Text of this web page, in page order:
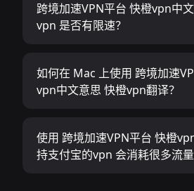
跨境加速VPN平台 快橙vpn中
vpn 是否有限速？
如何在 Mac 上使用 跨境加速
vpn中文意思 快橙vpn翻译？
使用 跨境加速VPN平台 快橙
持支付宝的vpn 会消耗很多流量